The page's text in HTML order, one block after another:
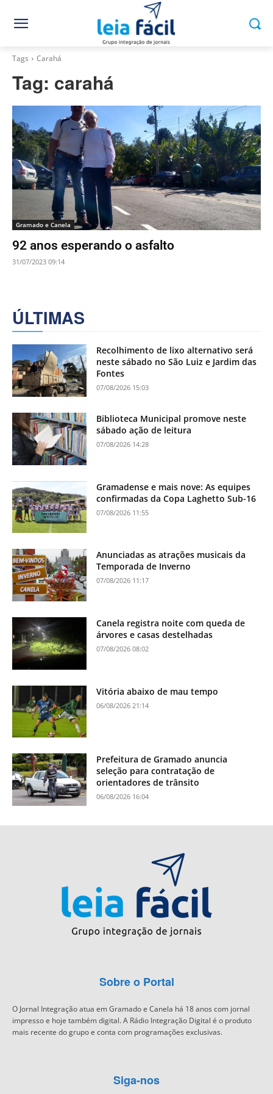
Tags Carahá
Tag: carahá
Gramado e Canela
92 anos esperando o asfalto
31/07/2023 09:14
ÚLTIMAS
Recolhimento de lixo alternativo será
neste sábado no São Luiz e Jardim das
Fontes
07/08/2026 15:03
Biblioteca Municipal promove neste
sábado ação de leitura
07/08/2026 14:28
Gramadense e mais nove: As equipes
confirmadas da Copa Laghetto Sub-16
07/08/2026 11:55
Anunciadas as atrações musicais da
Temporada de Inverno
07/08/2026 11:17
Canela registra noite com queda de
árvores e casas destelhadas
07/08/2026 08:02
Vitória abaixo de mau tempo
06/08/2026 21:14
Prefeitura de Gramado anuncia
seleção para contratação de
orientadores de trânsito
06/08/2026 16:04
Sobre o Portal
O Jornal Integração atua em Gramado e Canela há 18 anos com jornal
impresso e hoje também digital. A Rádio Integração Digital é o produto
mais recente do grupo e conta com programações exclusivas.
Siga-nos